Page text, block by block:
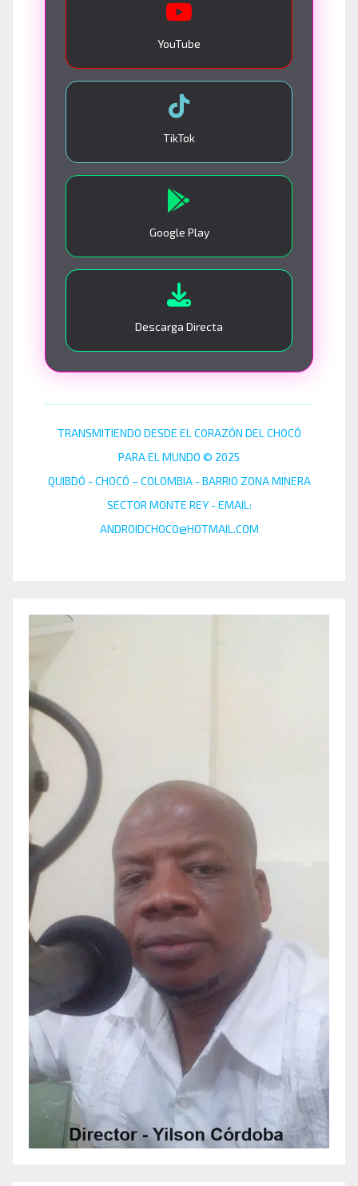
YouTube
TikTok
Google Play
Descarga Directa
TRANSMITIENDO DESDE EL CORAZÓN DEL CHOCÓ
PARA EL MUNDO © 2025
QUIBDÓ - CHOCÓ – COLOMBIA - BARRIO ZONA MINERA
SECTOR MONTE REY - EMAIL:
ANDROIDCHOCO@HOTMAIL.COM